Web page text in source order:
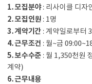
1. 모집분야: 리사이클 디자
2. 모집인원 : 1명
3. 계약기간 : 계약일로부터
4. 근무조건 : 월~금
5. 보수수준 : 월 1,350천원
계약)
6. 근무내용